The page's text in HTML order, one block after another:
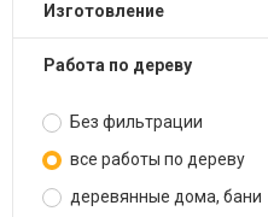
изготовление
работа по дереву
Без фильтрации
все работы по дереву
деревянные дома, бани